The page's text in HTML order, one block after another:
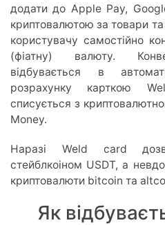
додати до Apple Pay,
криптовалютою за товари та
користувачу самостійно
(фіатну) валюту.
відбувається в
розрахунку карткою
списується з
Money.
Наразі Weld card
стейблкоіном USDT, а
криптовалюти bitcoin та
Як